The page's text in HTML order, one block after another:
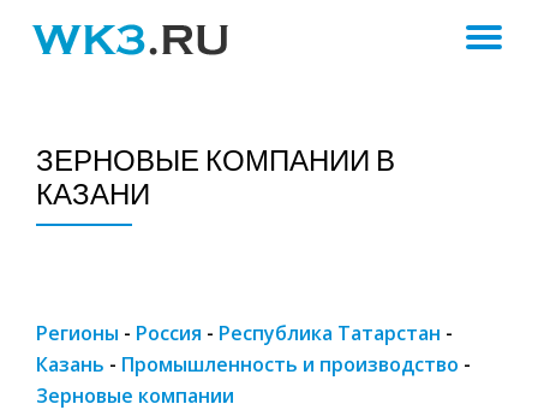
ЗЕРНОВЫЕ КОМПАНИИ В
КАЗАНИ
Регионы - Россия - Республика Татарстан -
Казань - Промышленность и производство -
Зерновые компании